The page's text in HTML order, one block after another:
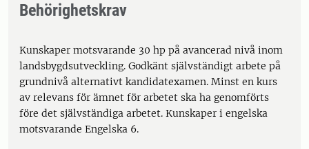
Behörighetskrav
Kunskaper motsvarande 30 hp på avancerad nivå inom
landsbygdsutveckling. Godkänt självständigt arbete på
grundnivå alternativt kandidatexamen. Minst en kurs
av relevans för ämnet för arbetet ska ha genomförts
före det självständiga arbetet. Kunskaper i engelska
motsvarande Engelska 6.